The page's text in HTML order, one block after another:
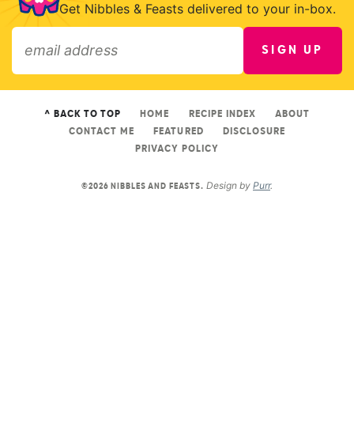
Get Nibbles & Feasts delivered to your in-box.
SIGN UP
^ BACK TO TOP HOME RECIPE INDEX
ABOUT
CONTACT ME
FEATURED
DISCLOSURE
PRIVACY POLICY
©2026 NIBBLES AND FEASTS. Design by Purr.